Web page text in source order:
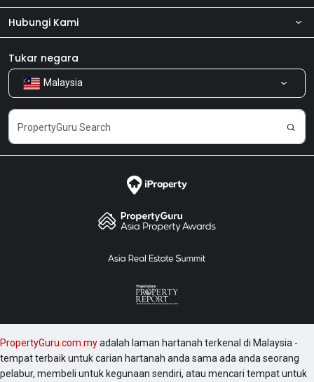
Tentang kita
Produk kami
Kerjaya
Hubungi Kami
Bilik Berita
Kongsi Maklum Balas
Tukar negara
Malaysia
PropertyGuru.com.myadalah laman hartanah terkenal di Malaysia -
tempat terbaik untuk carian hartanah anda sama ada anda seorang
pelabur, membeli untuk kegunaan sendiri, atau mencari tempat untuk